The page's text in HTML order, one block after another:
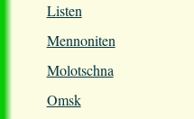
Listen
Mennoniten
Molotschna
Omsk